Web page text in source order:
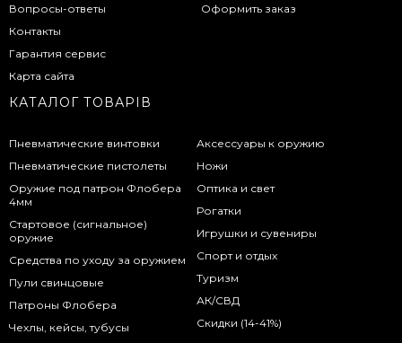
Вопросы-ответы
Контакты
Гарантия сервис
Карта сайта
Оформить заказ
КАТАЛОГ ТОВАРІВ
Пневматические винтовки
Пневматические пистолеты
Оружие под патрон Флобера
4мм
Стартовое (сигнальное)
оружие
Средства по уходу за оружием
Пули свинцовые
Патроны Флобера
Чехлы, кейсы, тубусы
Аксессуары к оружию
Ножи
Оптика и свет
Рогатки
Игрушки и сувениры
Спорт и отдых
Туризм
АК/СВД
Скидки (14-41%)